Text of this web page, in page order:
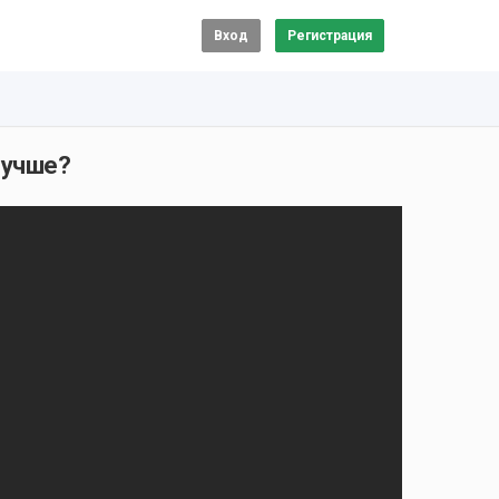
Вход Регистрация